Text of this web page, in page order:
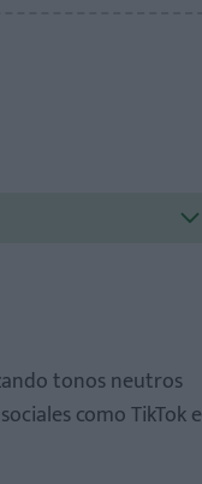
tonos neutros
como TikTok e